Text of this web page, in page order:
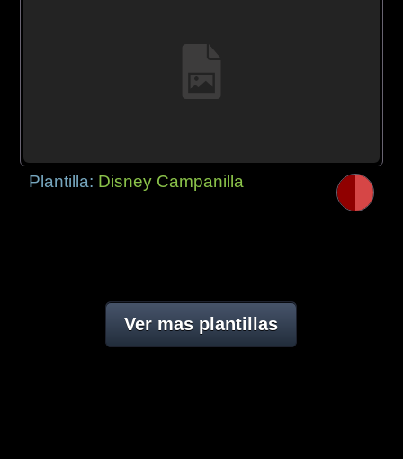
Plantilla: Disney Campanilla
Ver mas plantillas